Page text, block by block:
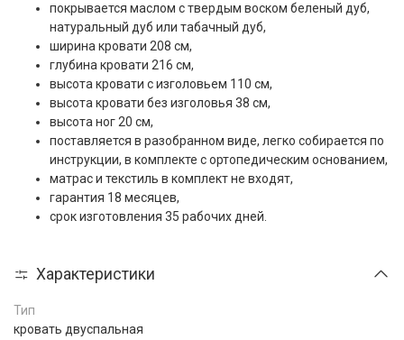
покрывается маслом с твердым воском беленый дуб,
натуральный дуб или табачный дуб,
ширина кровати 208 см,
глубина кровати 216 см,
высота кровати с изголовьем 110 см,
высота кровати без изголовья 38 см,
высота ног 20 см,
поставляется в разобранном виде, легко собирается по
инструкции, в комплекте с ортопедическим основанием,
матрас и текстиль в комплект не входят,
гарантия 18 месяцев,
срок изготовления 35 рабочих дней.
Характеристики
Тип
кровать двуспальная